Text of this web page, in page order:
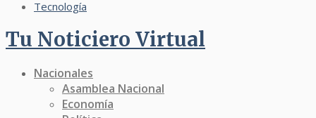
Tecnología
Tu Noticiero Virtual
Nacionales
Asamblea Nacional
Economía